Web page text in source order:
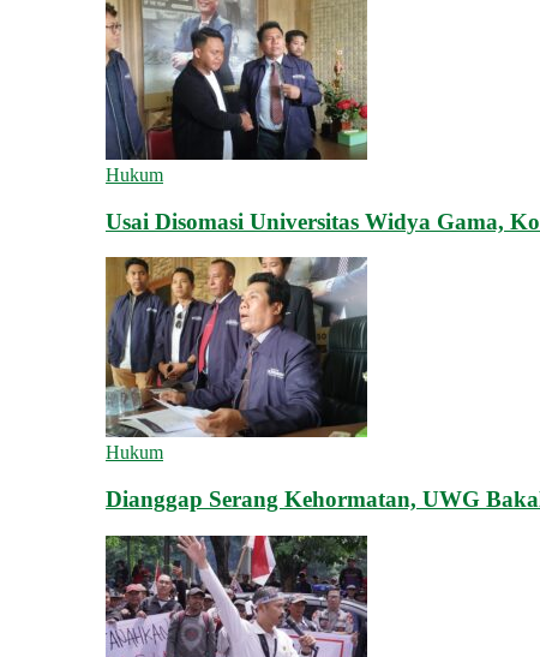
Hukum
Usai Disomasi Universitas Widya Gama,
Hukum
Dianggap Serang Kehormatan, UWG